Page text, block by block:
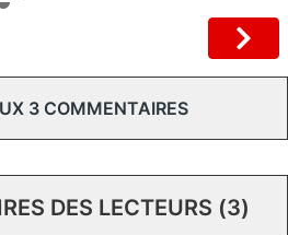
3 COMMENTAIRES
DES LECTEURS (3)